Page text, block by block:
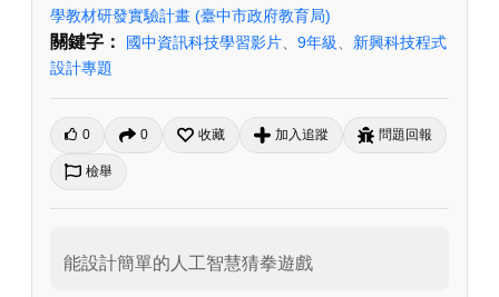
學教材研發實驗計畫 (臺中市政府教育局)
關鍵字： 國中資訊科技學習影片 9年級
新興科技程式
設計專題
0 0 收藏 加入追蹤 問題回報
檢舉
能設計簡單的人工智慧猜拳遊戲